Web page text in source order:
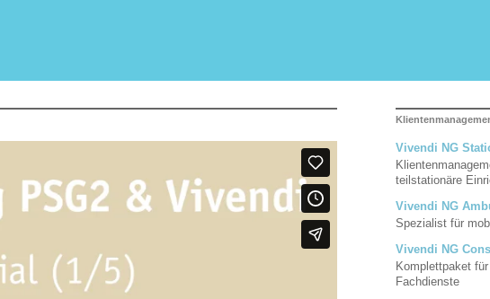
Vivendi NG
teilstationäre
Vivendi NG
Spezialist für
Vivendi NG
Komplettpaket
Fachdienste